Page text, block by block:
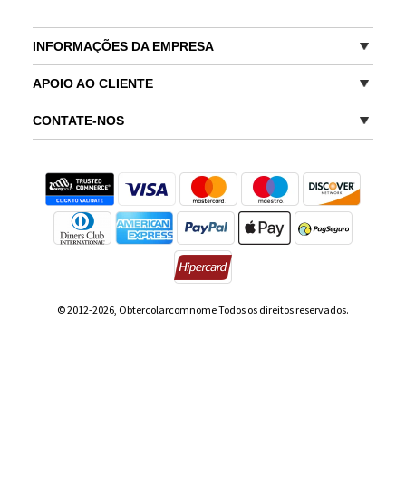
INFORMAÇÕES DA EMPRESA
APOIO AO CLIENTE
CONTATE-NOS
© 2012-2026, Obtercolarcomnome Todos os direitos reservados.